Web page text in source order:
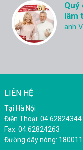
Ân
Chị
LIÊN HỆ
Tại Hà Nội
Điện Thoại: 04.62824344
Fax: 04.62824263
Đường dây nóng: